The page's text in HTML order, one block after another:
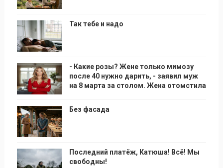
Так тебе и надо
- Какие розы? Жене только мимозу
после 40 нужно дарить, - заявил муж
на 8 марта за столом. Жена отомстила
Без фасада
Последний платёж, Катюша! Всё! Мы
свободны!